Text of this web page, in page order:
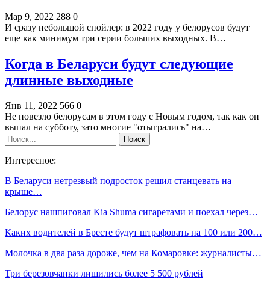
Мар 9, 2022 288 0
И сразу небольшой спойлер: в 2022 году у белорусов будут
еще как минимум три серии больших выходных. В…
Когда в Беларуси будут следующие
длинные выходные
Янв 11, 2022 566 0
Не повезло белорусам в этом году с Новым годом, так как он
выпал на субботу, зато многие "отыгрались" на…
Интересное:
В Беларуси нетрезвый подросток решил станцевать на
крыше…
Белорус нашпиговал Kia Shuma сигаретами и поехал через…
Каких водителей в Бресте будут штрафовать на 100 или 200…
Молочка в два раза дороже, чем на Комаровке: журналисты…
Три березовчанки лишились более 5 500 рублей